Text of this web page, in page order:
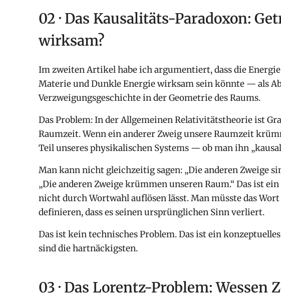
02 · Das Kausalitäts-Paradoxon:
wirksam?
Im zweiten Artikel habe ich argumentiert, dass die
Materie und Dunkle Energie wirksam sein könnte — als
Verzweigungsgeschichte in der Geometrie des Raums.
Das Problem: In der Allgemeinen Relativitätstheorie ist
Raumzeit. Wenn ein anderer Zweig unsere Raumzeit
Teil unseres physikalischen Systems — ob man ihn
Man kann nicht gleichzeitig sagen: „Die anderen Zweige
„Die anderen Zweige krümmen unseren Raum.“ Das ist
nicht durch Wortwahl auflösen lässt. Man müsste das Wort
definieren, dass es seinen ursprünglichen Sinn verliert.
Das ist kein technisches Problem. Das ist ein
sind die hartnäckigsten.
03 · Das Lorentz-Problem: Wessen